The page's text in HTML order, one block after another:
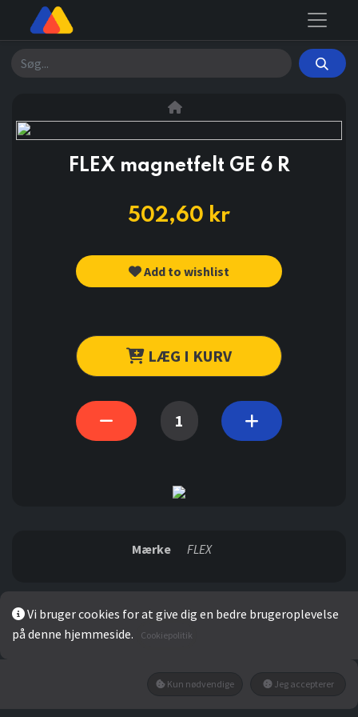
Søg
FLEX magnetfelt GE 6 R
502,60 kr
Add to wishlist
LÆG I KURV
Mærke FLEX
Gennemsnit
0
Vi bruger cookies for at give dig en bedre brugeroplevelse
på denne hjemmeside.
Cookiepolitik
Kun nødvendige Jeg accepterer